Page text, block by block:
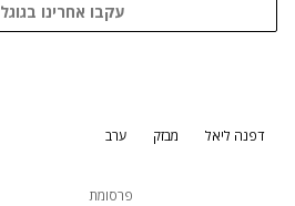
עקבו אחרינו בגוגל
נתקלנו בבעיה
דפנה ליאל מבזק ערב
פרסומת